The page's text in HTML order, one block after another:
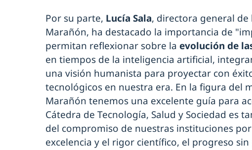
Por su parte, Lucía Sala, directora general
Marañón, ha destacado la importancia de
permitan reflexionar sobre la evolución de
en tiempos de la inteligencia artificial,
una visión humanista para proyectar con
tecnológicos en nuestra era. En la figura del
Marañón tenemos una excelente guía para
Cátedra de Tecnología, Salud y Sociedad es
del compromiso de nuestras instituciones
excelencia y el rigor científico, el progreso